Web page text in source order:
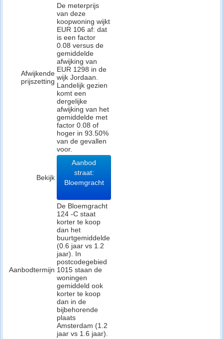
Afwijkende
prijszetting
De meterprijs
van deze
koopwoning wijkt
EUR 106 af: dat
is een factor
0.08 versus de
gemiddelde
afwijking van
EUR 1298 in de
wijk Jordaan.
Landelijk gezien
komt een
dergelijke
afwijking van het
gemiddelde met
factor 0.08 of
hoger in 93.50%
van de gevallen
voor.
Bekijk
Aanbod
straat:
Bloemgracht
Aanbodtermijn
De Bloemgracht
124 -C staat
korter te koop
dan het
buurtgemiddelde
(0.6 jaar vs 1.2
jaar). In
postcodegebied
1015 staan de
woningen
gemiddeld ook
korter te koop
dan in de
bijbehorende
plaats
Amsterdam (1.2
jaar vs 1.6 jaar).